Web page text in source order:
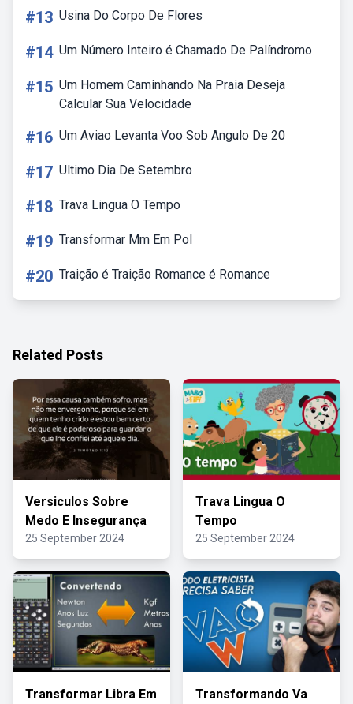
#13 Usina Do Corpo De Flores
#14 Um Número Inteiro é Chamado De Palíndromo
#15 Um Homem Caminhando Na Praia Deseja
Calcular Sua Velocidade
#16 Um Aviao Levanta Voo Sob Angulo De 20
#17 Ultimo Dia De Setembro
#18 Trava Lingua O Tempo
#19 Transformar Mm Em Pol
#20 Traição é Traição Romance é Romance
Related Posts
Versiculos Sobre
Medo E Insegurança
25 September 2024
Trava Lingua O
Tempo
25 September 2024
Transformar Libra Em Transformando Va